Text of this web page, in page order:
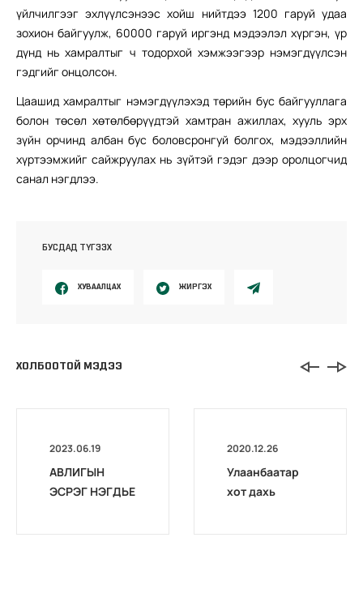
үйлчилгээг эхлүүлсэнээс хойш нийтдээ 1200 гаруй удаа
зохион байгуулж, 60000 гаруй иргэнд мэдээлэл хүргэн, үр
дүнд нь хамралтыг ч тодорхой хэмжээгээр нэмэгдүүлсэн
гэдгийг онцолсон.
Цаашид хамралтыг нэмэгдүүлэхэд төрийн бус байгууллага
болон төсөл хөтөлбөрүүдтэй хамтран ажиллах, хууль эрх
зүйн орчинд албан бус боловсронгуй болгох, мэдээллийн
хүртээмжийг сайжруулах нь зүйтэй гэдэг дээр оролцогчид
санал нэгдлээ.
БУСДАД ТҮГЭЭХ
ХУВААЛЦАХ ЖИРГЭХ
ХОЛБООТОЙ МЭДЭЭ
2023.06.19
АВЛИГЫН
ЭСРЭГ НЭГДЬЕ
2020.12.26
Улаанбаатар
хот дахь